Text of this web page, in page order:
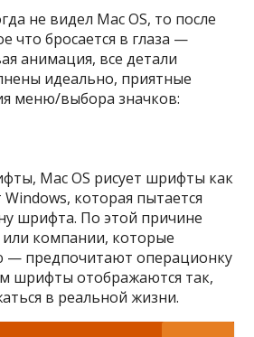
не видел Mac OS, то после
что бросается в глаза —
анимация, все детали
идеально, приятные
меню/выбора значков:
Mac OS рисует шрифты как
которая пытается
шрифта. По этой причине
компании, которые
— предпочитают операционку
шрифты отображаются так,
в реальной жизни.